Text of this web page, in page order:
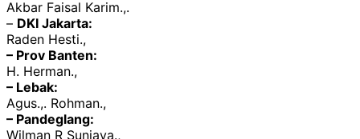
Akbar Faisal Karim.,.
– DKI Jakarta:
Raden Hesti.,
– Prov Banten:
H. Herman.,
– Lebak:
Agus.,. Rohman.,
– Pandeglang:
Wilman R Sunjaya.,